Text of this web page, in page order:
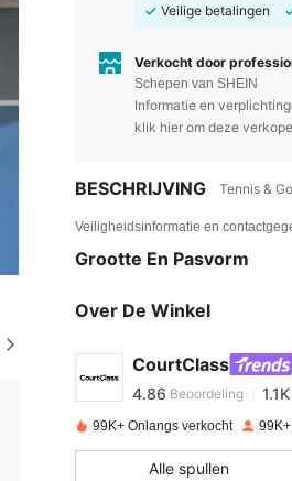
Veilige betalingen
Verkocht door
Schepen van SHEIN
Informatie en
BESCHRIJVING Tennis &
Veiligheidsinformatie en
Grootte En Pasvorm
Over De Winkel
CourtClass
4.86
4.86 Beoordeling 1.1K
betaalde
4.86 1.1K
99K+ Onlangs verkocht
Alle spullen